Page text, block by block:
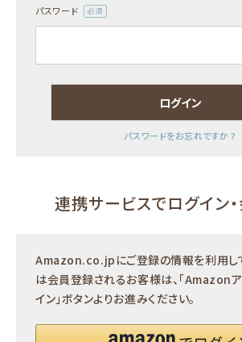
パスワード
(必
ログイン
パスワードをお忘れですか？
連携サービスでログイン
Amazon.co.jpにご登録の情報を利用し
は会員登録されるお客様は、「Amazon
イン」ボタンよりお進みください。